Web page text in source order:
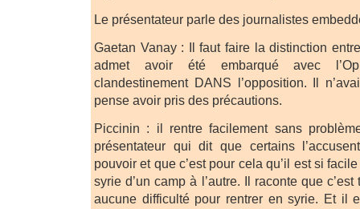
Le présentateur parle des journalistes
Gaetan Vanay : Il faut faire la distinction
admet avoir été embarqué avec
clandestinement DANS l’opposition. Il
pense avoir pris des précautions.
Piccinin : il rentre facilement sans
présentateur qui dit que certains
pouvoir et que c’est pour cela qu’il est si
syrie d’un camp à l’autre. Il raconte que
aucune difficulté pour rentrer en syrie. Et il